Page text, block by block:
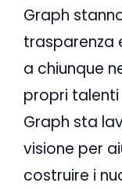
Graph
trasparenza
a chiunque
propri talenti
Graph sta
visione per
costruire i